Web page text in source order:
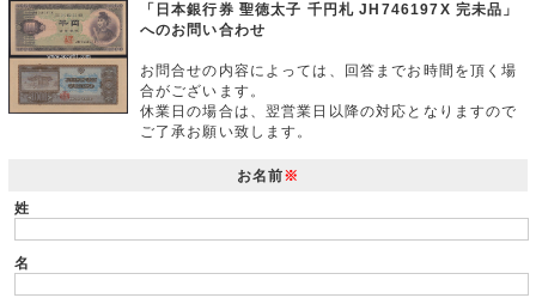
「日本銀行券 聖徳太子 千円札 JH746197X 完未品」
へのお問い合わせ
お問合せの内容によっては、回答までお時間を頂く場
合がございます。
休業日の場合は、翌営業日以降の対応となりますので
ご了承お願い致します。
お名前※
姓
名